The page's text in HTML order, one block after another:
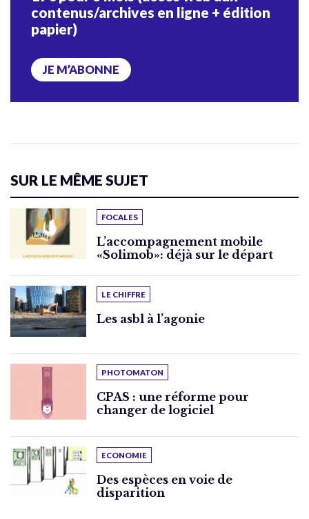
contenus/archives en ligne + édition
papier)
JE M’ABONNE
SUR LE MÊME SUJET
FOCALES
L’accompagnement mobile
«Solimob»: déjà sur le départ
LE CHIFFRE
Les asbl à l’agonie
PHOTOMATON
CPAS : une réforme pour
changer de logiciel
ECONOMIE
Des espèces en voie de
disparition